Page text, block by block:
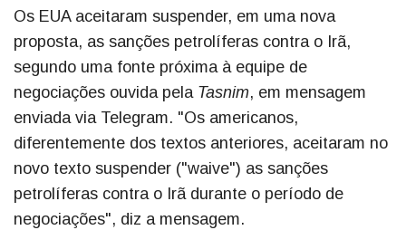
Os EUA aceitaram suspender, em uma nova
proposta, as sanções petrolíferas contra o Irã,
segundo uma fonte próxima à equipe de
negociações ouvida pela Tasnim, em mensagem
enviada via Telegram. "Os americanos,
diferentemente dos textos anteriores, aceitaram no
novo texto suspender ("waive") as sanções
petrolíferas contra o Irã durante o período de
negociações", diz a mensagem.